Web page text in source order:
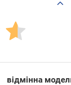
відмінна